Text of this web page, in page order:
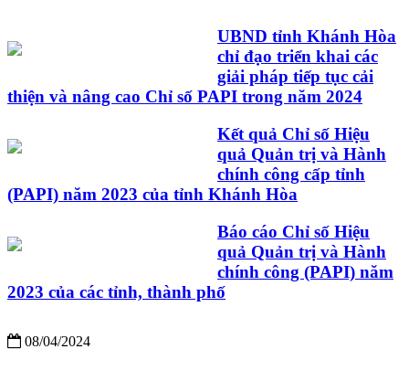
UBND tỉnh Khánh Hòa
chỉ đạo triển khai các
giải pháp tiếp tục cải
thiện và nâng cao Chỉ số PAPI trong năm 2024
Kết quả Chỉ số Hiệu
quả Quản trị và Hành
chính công cấp tỉnh
(PAPI) năm 2023 của tỉnh Khánh Hòa
Báo cáo Chỉ số Hiệu
quả Quản trị và Hành
chính công (PAPI) năm
2023 của các tỉnh, thành phố
08/04/2024